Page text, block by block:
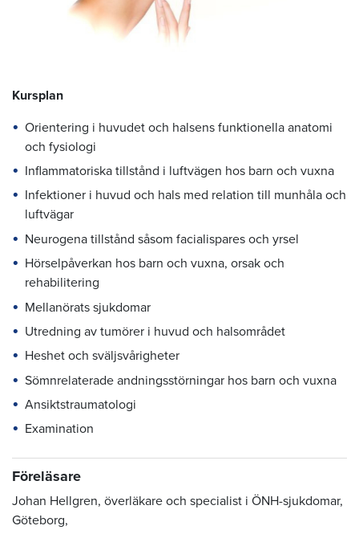
Kursplan
Orientering i huvudet och halsens funktionella anatomi
och fysiologi
Inflammatoriska tillstånd i luftvägen hos barn och vuxna
Infektioner i huvud och hals med relation till munhåla och
luftvägar
Neurogena tillstånd såsom facialispares och yrsel
Hörselpåverkan hos barn och vuxna, orsak och
rehabilitering
Mellanörats sjukdomar
Utredning av tumörer i huvud och halsområdet
Heshet och sväljsvårigheter
Sömnrelaterade andningsstörningar hos barn och vuxna
Ansiktstraumatologi
Examination
Föreläsare
Johan Hellgren, överläkare och specialist i ÖNH-sjukdomar,
Göteborg,